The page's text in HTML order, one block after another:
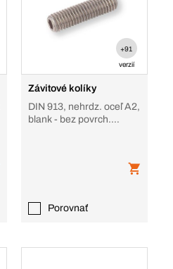
+91
verzií
Závitové kolíky
DIN 913, nehrdz. oceľ A2,
blank - bez povrch.
Porovnať